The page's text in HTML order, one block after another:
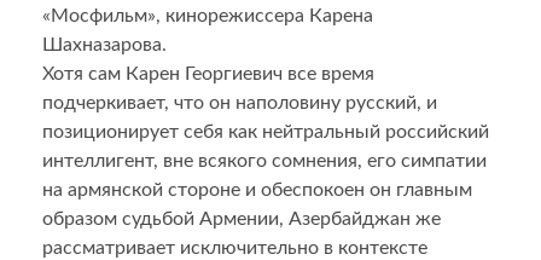
«Мосфильм», кинорежиссера Карена
Шахназарова.
Хотя сам Карен Георгиевич все время
подчеркивает, что он наполовину русский, и
позиционирует себя как нейтральный российский
интеллигент, вне всякого сомнения, его симпатии
на армянской стороне и обеспокоен он главным
образом судьбой Армении, Азербайджан же
рассматривает исключительно в контексте